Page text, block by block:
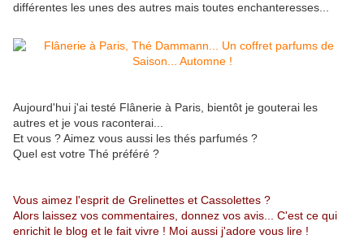
différentes les unes des autres mais toutes enchanteresses...
Aujourd'hui j'ai testé Flânerie à Paris, bientôt je gouterai les
autres et je vous raconterai...
Et vous ? Aimez vous aussi les thés parfumés ?
Quel est votre Thé préféré ?
Vous aimez l'esprit de Grelinettes et Cassolettes ?
Alors laissez vos commentaires, donnez vos avis... C'est ce qui
enrichit le blog et le fait vivre ! Moi aussi j'adore vous lire !